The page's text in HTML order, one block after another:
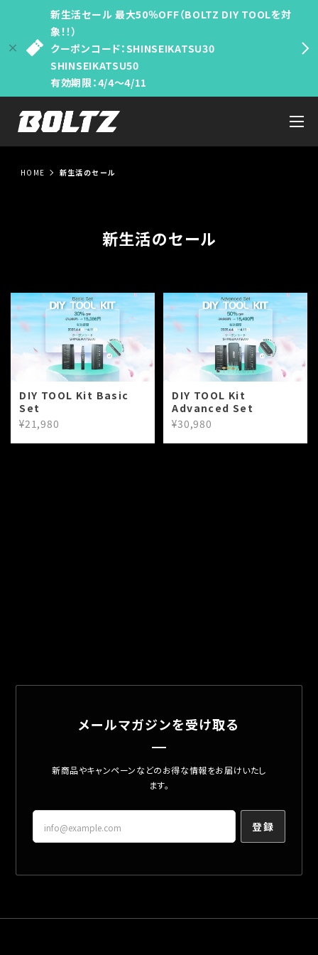
新生活セール 最大50％OFF（BOLTZ DIY TOOLを対
象！！）
クーポンコード：SHINSEIKATSU30
SHINSEIKATSU50
有効期限：4/4〜4/11
HOME 新生活のセール
新生活のセール
DIY TOOL Kit Basic
Set
¥21,980
DIY TOOL Kit
Advanced Set
¥30,980
メールマガジンを受け取る
新商品やキャンペーンなどのお得な情報をお届けいたし
ます。
登録